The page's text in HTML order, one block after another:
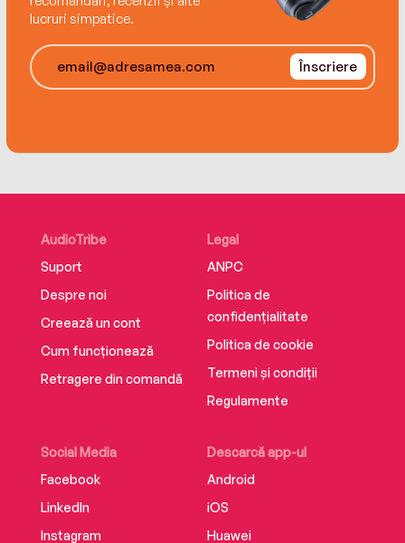
lucruri simpatice.
Înscriere
AudioTribe
Suport
Despre noi
Creează un cont
Cum funcționează
Retragere din comandă
Social Media
Facebook
LinkedIn
Instagram
Descarcă app-ul
Android
iOS
Huawei
Legal
ANPC
Politica de
confidențialitate
Politica de cookie
Termeni și condiții
Regulamente